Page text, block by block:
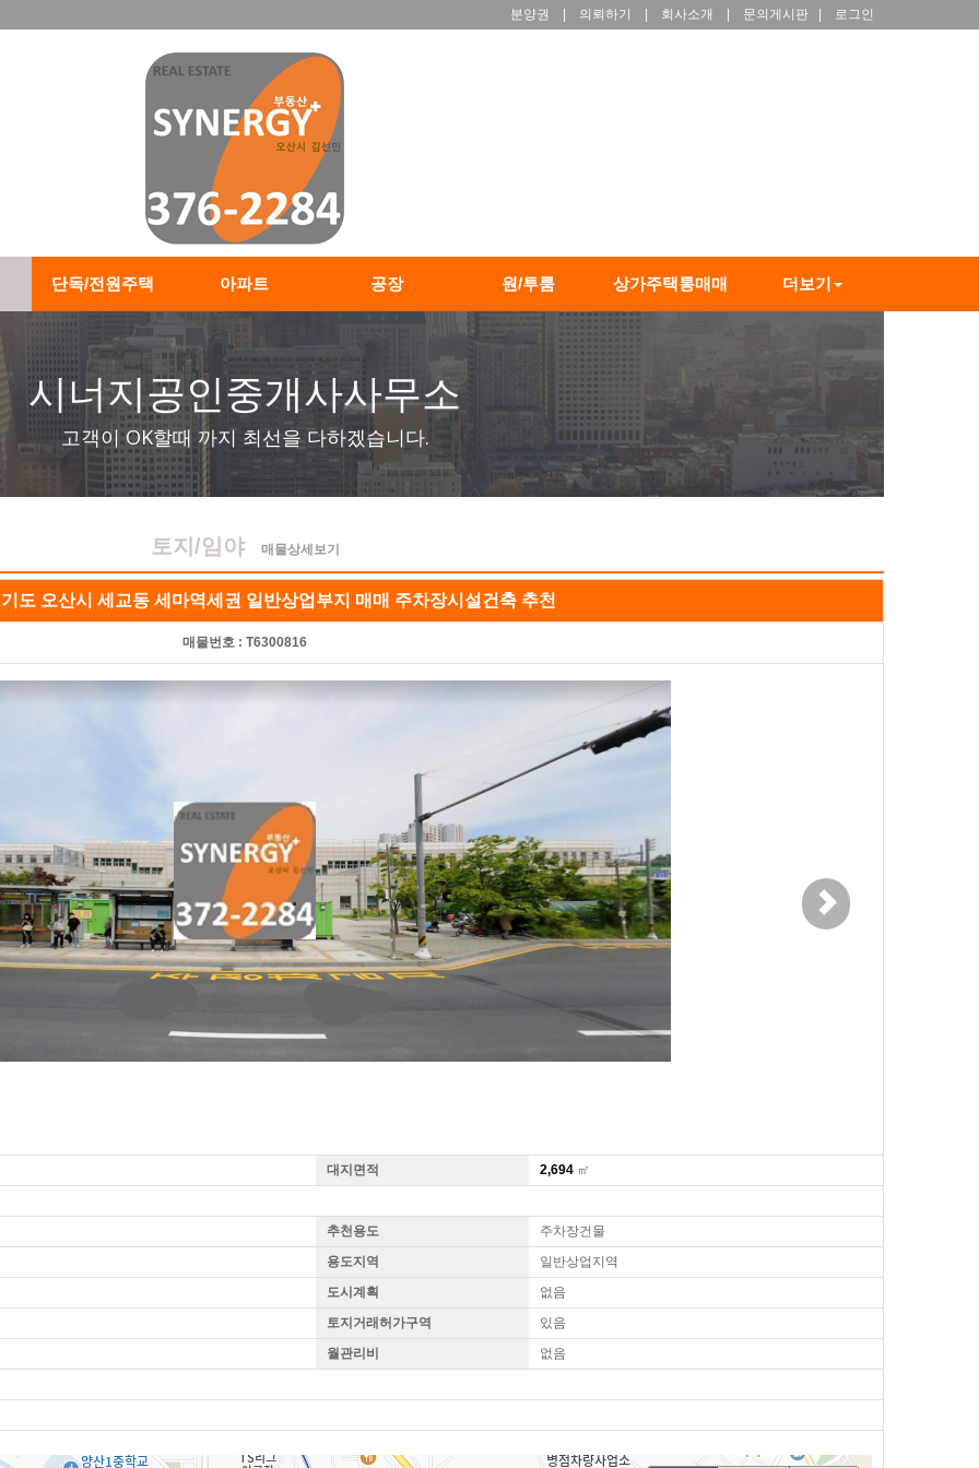
분양권 의뢰하기 회사소개 문의게시판 로그인
단독/전원주택 아파트 공장 원/투룸 상가주택통매매 더보기
시너지공인중개사사무소
고객이 OK할때 까지 최선을 다하겠습니다.
토지/임야 매물상세보기
도 오산시 세교동 세마역세권 일반상업부지 매매 주차장시설건축 추천
매물번호 : T6300816
대지면적 2,694 ㎡
추천용도
주차장건물
용도지역
일반상업지역
도시계획
없음
토지거래허가구역
있음
월관리비
없음